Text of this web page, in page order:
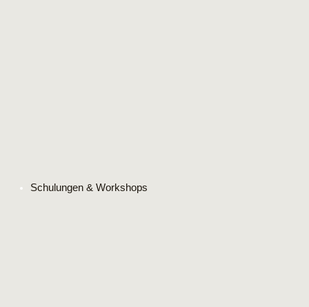
Schulungen & Workshops